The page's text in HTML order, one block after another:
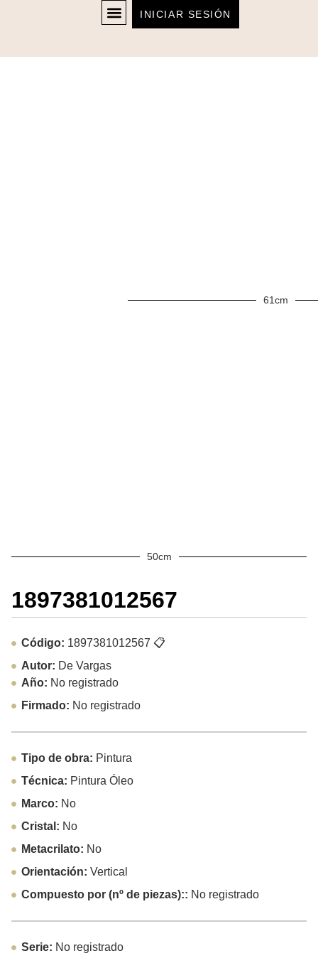
INICIAR SESIÓN
50cm
61cm
1897381012567
Código: 1897381012567 📋
Autor: De Vargas
Año: No registrado
Firmado: No registrado
Tipo de obra: Pintura
Técnica: Pintura Óleo
Marco: No
Cristal: No
Metacrilato: No
Orientación: Vertical
Compuesto por (nº de piezas):: No registrado
Serie: No registrado